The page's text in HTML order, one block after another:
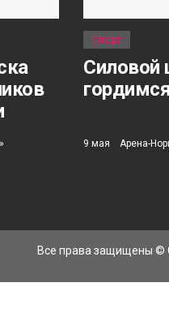
Спорт
Силовой
9 мая Арена-
Все права защищены ©